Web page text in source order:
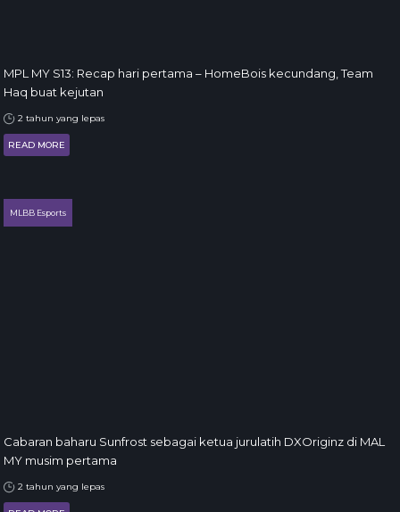
MPL MY S13: Recap hari pertama – HomeBois kecundang, Team
Haq buat kejutan
2 tahun yang lepas
READ MORE
MLBB Esports
Cabaran baharu Sunfrost sebagai ketua jurulatih DXOriginz di MAL
MY musim pertama
2 tahun yang lepas